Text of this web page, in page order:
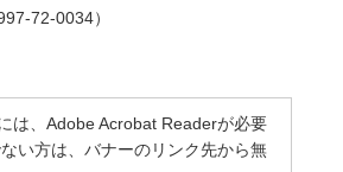
72-0034）
は、Adobe Acrobat Readerが必要
い方は、バナーのリンク先から無